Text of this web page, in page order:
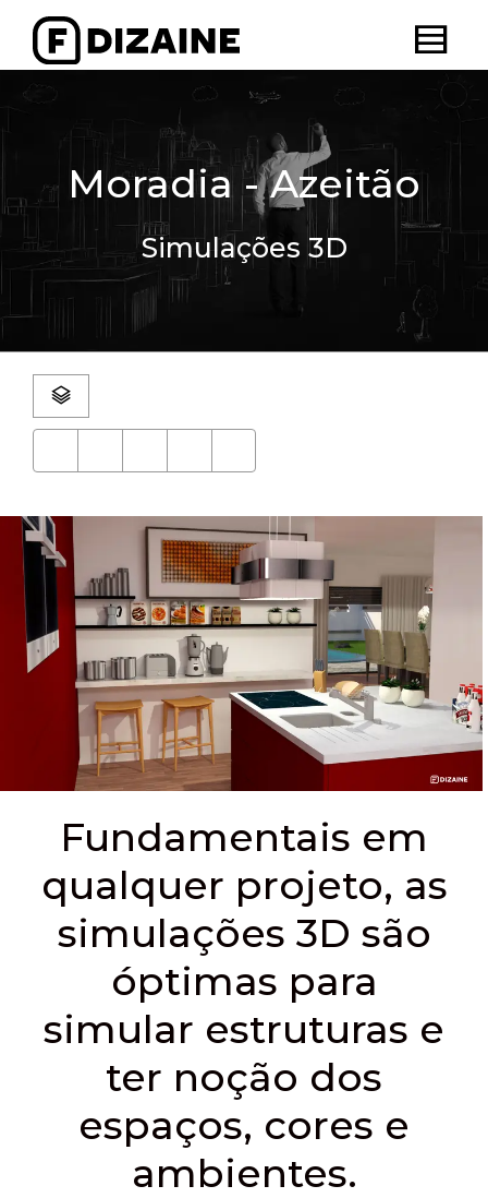
Moradia - Azeitão
Simulações 3D
Fundamentais em
qualquer projeto, as
simulações 3D são
óptimas para
simular estruturas e
ter noção dos
espaços, cores e
ambientes.